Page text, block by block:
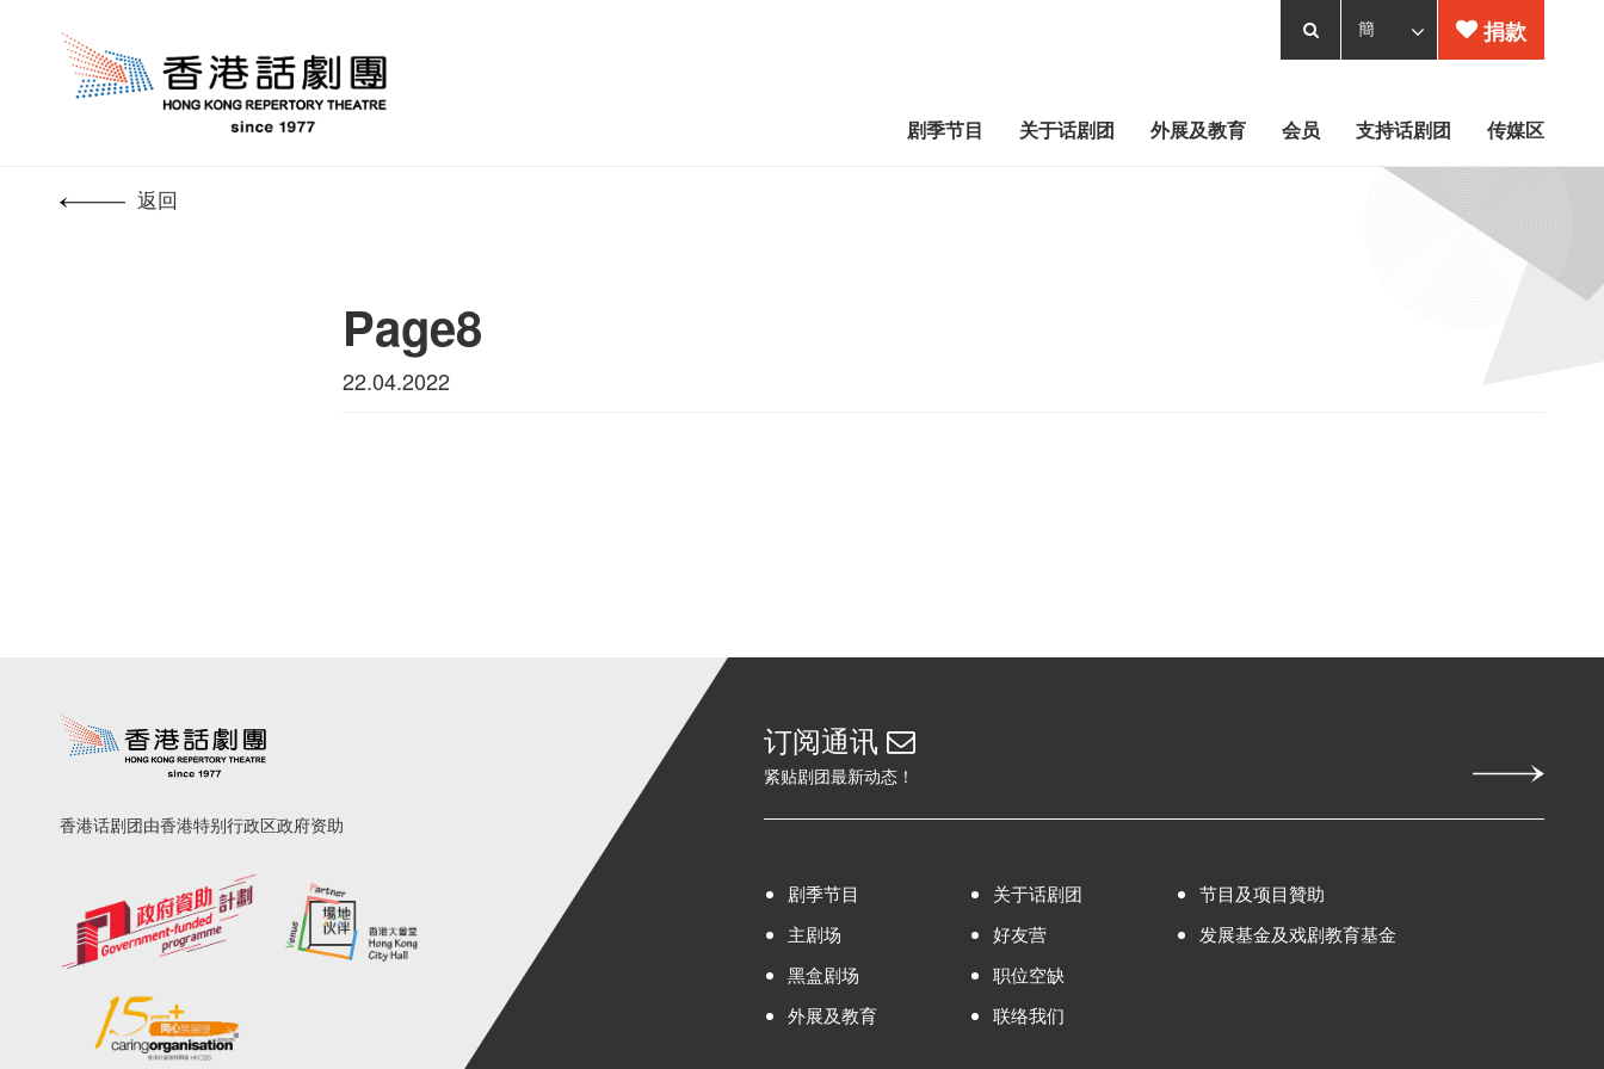
剧季节目 关于话剧团 外展及教育 会员 支持话剧团 传媒区
捐款
返回
Page8
22.04.2022
香港话剧团由香港特别行政区政府资助
订阅通讯
紧贴剧团最新动态！
剧季节目
主剧场
黑盒剧场
外展及教育
关于话剧团
好友营
职位空缺
联络我们
节目及项目贊助
发展基金及戏剧教育基金